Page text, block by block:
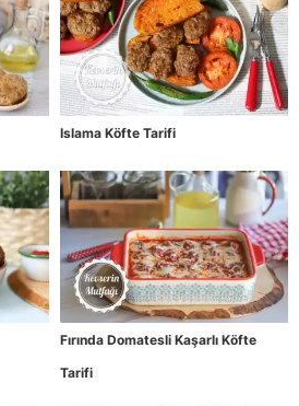
Islama Köfte Tarifi
Fırında Domatesli Kaşarlı Köfte
Tarifi